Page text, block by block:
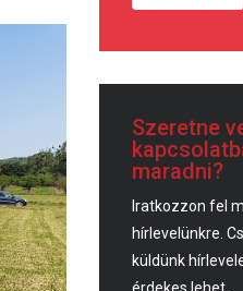
Szeretne
maradni?
Iratkozzon fel
hírlevelünkre.
küldünk